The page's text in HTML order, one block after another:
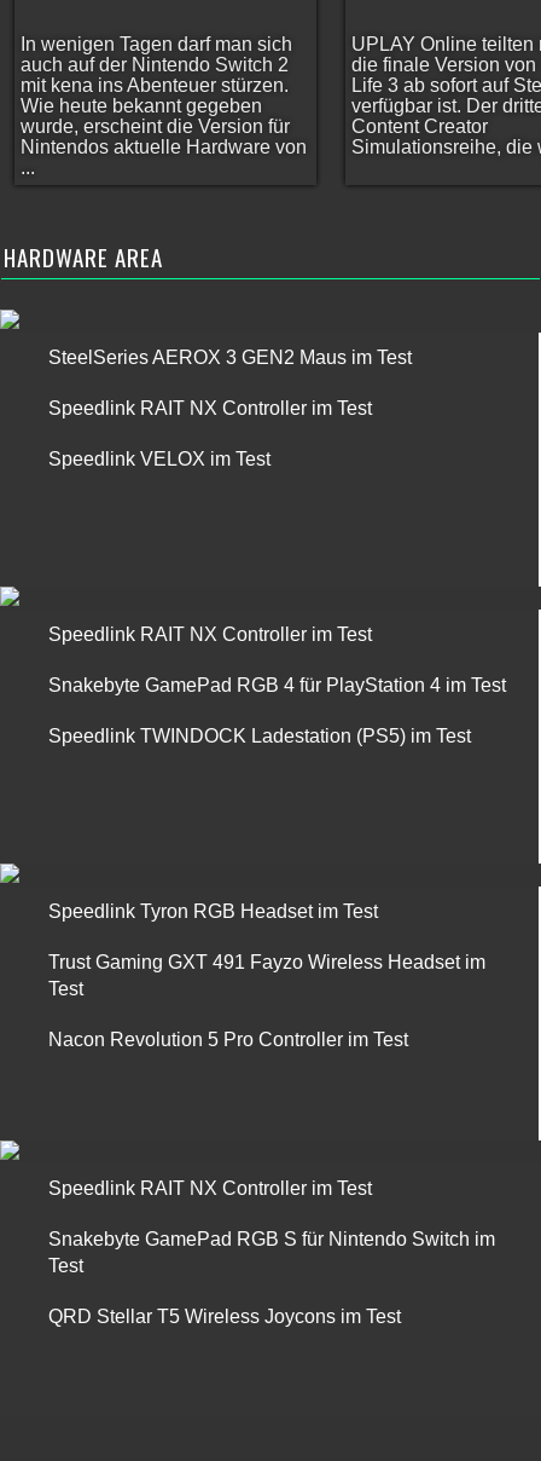
In wenigen Tagen darf man sich
auch auf der Nintendo Switch 2
mit kena ins Abenteuer stürzen.
Wie heute bekannt gegeben
wurde, erscheint die Version für
Nintendos aktuelle Hardware von
...
UPLAY Online teilten
die finale Version von
Life 3 ab sofort auf
verfügbar ist. Der
Content Creator
Simulationsreihe, die
HARDWARE AREA
SteelSeries AEROX 3 GEN2 Maus im Test
Speedlink RAIT NX Controller im Test
Speedlink VELOX im Test
Speedlink RAIT NX Controller im Test
Snakebyte GamePad RGB 4 für PlayStation 4 im Test
Speedlink TWINDOCK Ladestation (PS5) im Test
Speedlink Tyron RGB Headset im Test
Trust Gaming GXT 491 Fayzo Wireless Headset im
Test
Nacon Revolution 5 Pro Controller im Test
Speedlink RAIT NX Controller im Test
Snakebyte GamePad RGB S für Nintendo Switch im
Test
QRD Stellar T5 Wireless Joycons im Test